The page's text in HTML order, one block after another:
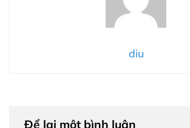
diu
Để lại một bình luận